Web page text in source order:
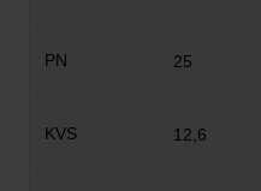
25
12,6